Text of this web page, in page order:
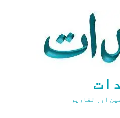
اور تقاریر